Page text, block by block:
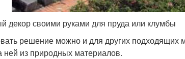
декор своими руками для пруда или клумбы
решение можно и для других
ней из природных материалов.